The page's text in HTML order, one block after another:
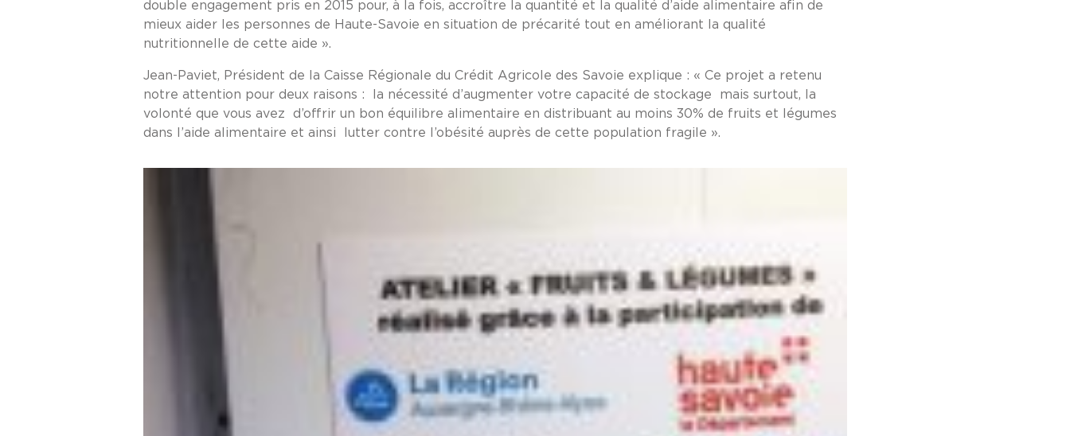
double engagement pris en 2015 pour, à la fois, accroître la quantité et la qualité d’aide alimentaire afin de
mieux aider les personnes de Haute-Savoie en situation de précarité tout en améliorant la qualité
nutritionnelle de cette aide ».
Jean-Paviet, Président de la Caisse Régionale du Crédit Agricole des Savoie explique : « Ce projet a retenu
notre attention pour deux raisons : la nécessité d’augmenter votre capacité de stockage mais surtout, la
volonté que vous avez d’offrir un bon équilibre alimentaire en distribuant au moins 30% de fruits et légumes
dans l’aide alimentaire et ainsi lutter contre l’obésité auprès de cette population fragile ».